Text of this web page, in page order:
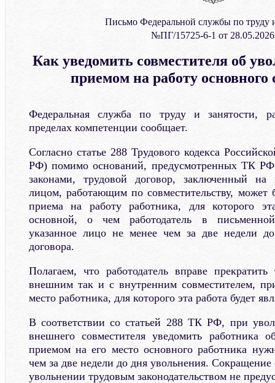
Письмо Федеральной службы по труду
№ПГ/15725-6-1 от 28.05.2026
Как уведомить совместителя об
приемом на работу основного
Федеральная служба по труду и занятости,
пределах компетенции сообщает.
Согласно статье 288 Трудового кодекса
РФ) помимо оснований, предусмотренных ТК
законами, трудовой договор, заключенный
лицом, работающим по совместительству, может
приема на работу работника, для которого
основной, о чем работодатель в
указанное лицо не менее чем за две недели
договора.
Полагаем, что работодатель вправе
внешним так и с внутренним совместителем,
место работника, для которого эта работа будет
В соответствии со статьей 288 ТК РФ, при
внешнего совместителя уведомить работника
приемом на его место основного работника
чем за две недели до дня увольнения.
увольнении трудовым законодательством не